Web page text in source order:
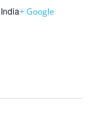
India+ Google